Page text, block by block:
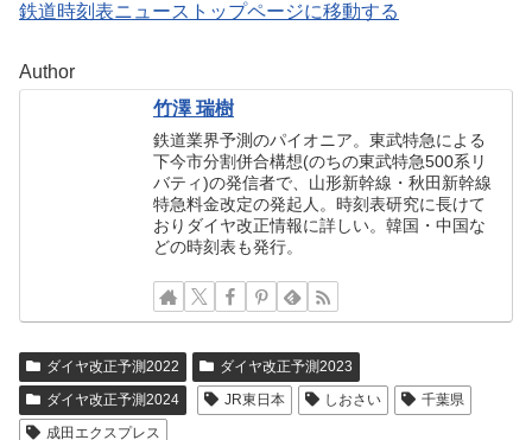
鉄道時刻表ニューストップページに移動する
Author
竹澤 瑞樹
鉄道業界予測のパイオニア。東武特急による
下今市分割併合構想(のちの東武特急500系リ
バティ)の発信者で、山形新幹線・秋田新幹線
特急料金改定の発起人。時刻表研究に長けて
おりダイヤ改正情報に詳しい。韓国・中国な
どの時刻表も発行。
ダイヤ改正予測2022
ダイヤ改正予測2023
ダイヤ改正予測2024
JR東日本 しおさい
千葉県
成田エクスプレス